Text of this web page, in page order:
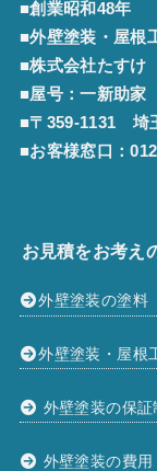
■創業昭和48年
■外壁塗装・屋根
■株式会社たすけ
■屋号：一新助家
■〒359-1131 埼
■お客様窓口：
お見積をお考え
外壁塗装の塗料
外壁塗装・屋根
外壁塗装の保証
外壁塗装の費用